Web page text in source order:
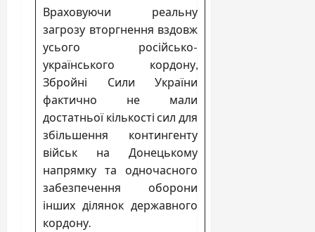
Враховуючи реальну
загрозу вторгнення вздовж
усього російсько-
українського кордону,
Збройні Сили України
фактично не мали
достатньої кількості сил для
збільшення контингенту
військ на Донецькому
напрямку та одночасного
забезпечення оборони
інших ділянок державного
кордону.